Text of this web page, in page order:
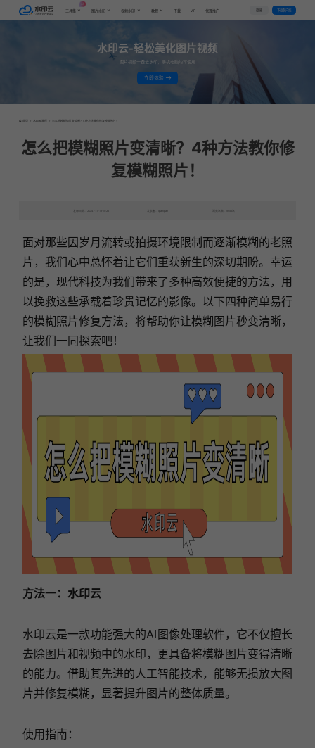
工具集 图片水印 视频水印 教程 下载 VIP 代理推广 登录 下载客户端
水印云-轻松美化图片视频
图片视频一键去水印，手机电脑均可使用
立即体验
首页 > 水印云教程 > 怎么把模糊照片变清晰？4种方法教你修复模糊照片！
怎么把模糊照片变清晰？4种方法教你修
复模糊照片！
发布日期：2024-11-19 10:25 发表者：qianqian 浏览次数：9555次
面对那些因岁月流转或拍摄环境限制而逐渐模糊的老照
片，我们心中总怀着让它们重获新生的深切期盼。幸运
的是，现代科技为我们带来了多种高效便捷的方法，用
以挽救这些承载着珍贵记忆的影像。以下四种简单易行
的模糊照片修复方法，将帮助你让模糊图片秒变清晰，
让我们一同探索吧！
方法一：水印云
水印云是一款功能强大的AI图像处理软件，它不仅擅长
去除图片和视频中的水印，更具备将模糊图片变得清晰
的能力。借助其先进的人工智能技术，能够无损放大图
片并修复模糊，显著提升图片的整体质量。
使用指南：